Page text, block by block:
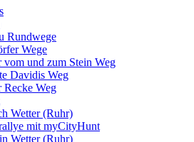
Rundwege
Wege
vom und zum Stein Weg
Davidis Weg
Recke Weg
Wetter (Ruhr)
mit myCityHunt
Wetter (Ruhr)